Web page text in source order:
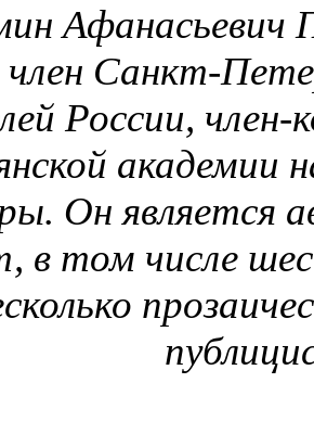
Афанасьевич
член Санкт-
России,
академии
Он является
в том числе